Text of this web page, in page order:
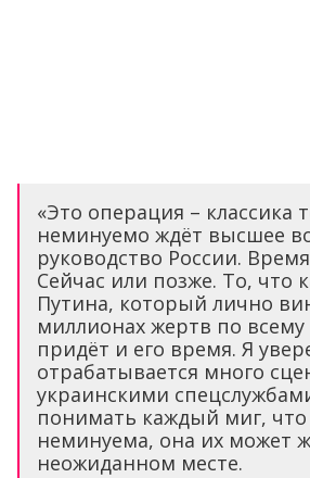
«Это операция – классика
неминуемо ждёт высшее
руководство России.
Сейчас или позже. То, что
Путина, который лично
миллионах жертв по
придёт и его время. Я
отрабатывается много
украинскими
понимать каждый миг, что
неминуема, она их может
неожиданном месте.